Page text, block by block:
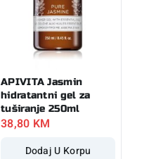
APIVITA Jasmin
hidratantni gel za
tuširanje 250ml
38,80 KM
Dodaj U Korpu